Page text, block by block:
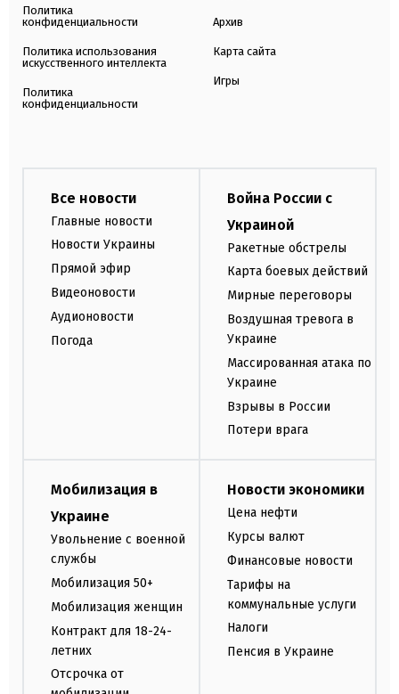
Политика
конфиденциальности
Политика использования
искусственного интеллекта
Политика
конфиденциальности
Архив
Карта сайта
Игры
Все новости
Главные новости
Новости Украины
Прямой эфир
Видеоновости
Аудионовости
Погода
Война России с
Украиной
Ракетные обстрелы
Карта боевых действий
Мирные переговоры
Воздушная тревога в
Украине
Массированная атака по
Украине
Взрывы в России
Потери врага
Мобилизация в
Украине
Увольнение с военной
службы
Мобилизация 50+
Мобилизация женщин
Контракт для 18-24-
летних
Отсрочка от
Новости экономики
Цена нефти
Курсы валют
Финансовые новости
Тарифы на
коммунальные услуги
Налоги
Пенсия в Украине